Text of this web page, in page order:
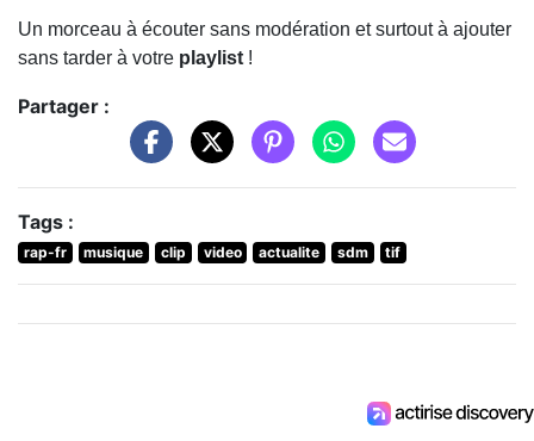
Un morceau à écouter sans modération et surtout à ajouter
sans tarder à votre playlist !
Partager :
Tags :
rap-fr musique clip video actualite sdm tif